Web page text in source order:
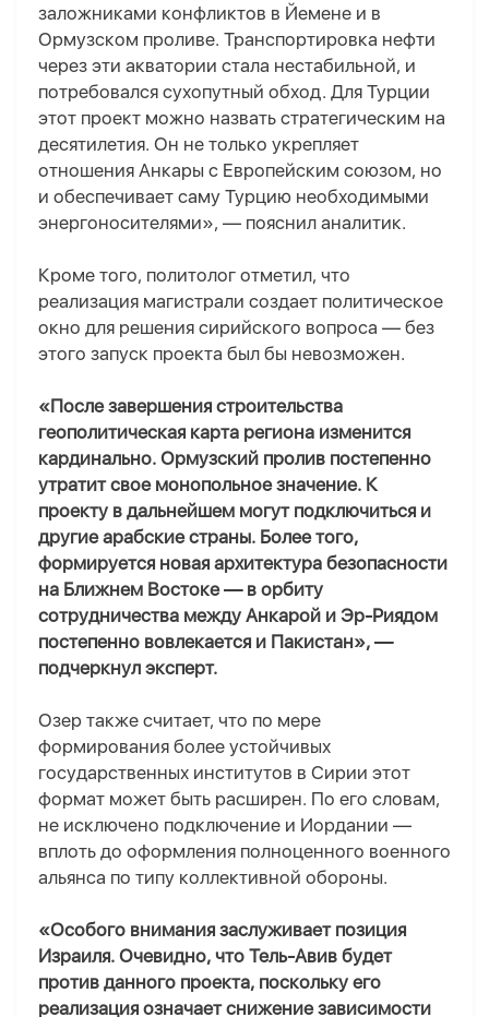
заложниками конфликтов в Йемене и в
Ормузском проливе. Транспортировка нефти
через эти акватории стала нестабильной, и
потребовался сухопутный обход. Для Турции
этот проект можно назвать стратегическим на
десятилетия. Он не только укрепляет
отношения Анкары с Европейским союзом, но
и обеспечивает саму Турцию необходимыми
энергоносителями», — пояснил аналитик.
Кроме того, политолог отметил, что
реализация магистрали создает политическое
окно для решения сирийского вопроса — без
этого запуск проекта был бы невозможен.
«После завершения строительства
геополитическая карта региона изменится
кардинально. Ормузский пролив постепенно
утратит свое монопольное значение. К
проекту в дальнейшем могут подключиться и
другие арабские страны. Более того,
формируется новая архитектура безопасности
на Ближнем Востоке — в орбиту
сотрудничества между Анкарой и Эр-Риядом
постепенно вовлекается и Пакистан», —
подчеркнул эксперт.
Озер также считает, что по мере
формирования более устойчивых
государственных институтов в Сирии этот
формат может быть расширен. По его словам,
не исключено подключение и Иордании —
вплоть до оформления полноценного военного
альянса по типу коллективной обороны.
«Особого внимания заслуживает позиция
Израиля. Очевидно, что Тель-Авив будет
против данного проекта, поскольку его
реализация означает снижение зависимости